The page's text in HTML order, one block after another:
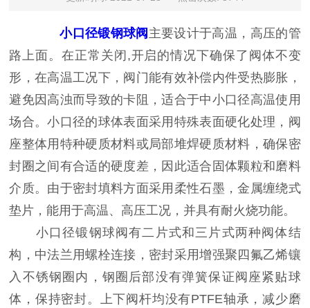
小口径锻钢球阀 主要设计于高温，高压的管
路上面。在正常关闭,开启的情况下确保了阀体不变
形，在高温工况下，阀门能有效补偿内件受热膨胀，
避免因高浊而导致的卡阻，适合于中小口径高温使用
场合。小口径的球体表面采用特殊表面硬化处理，阀
座整体用特种硬质材料或局部堆焊硬质材料，确保密
封圈之间有合适的硬度差，因此适合固体颗粒和磨料
介质。由于密封填料方面采用柔性石墨，金属缠绕式
垫片，能用于高温、高压工况，并具有耐火烧功能。
小口径锻钢球阀有二片式和三片式两种阀体结
构，中法兰用螺栓连接，密封采用增强聚四氟乙烯镶
入不锈钢圈内，钢圈后部没有弹簧保证阀座紧贴球
体，保持密封。上下阀杆均没有PTFE轴承，减少磨